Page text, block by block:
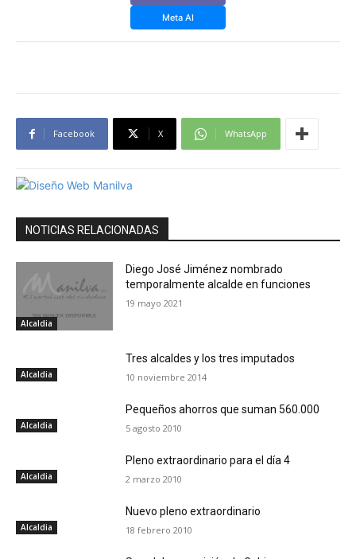
Meta AI
Facebook X WhatsApp
NOTICIAS RELACIONADAS
Alcaldia
Diego José Jiménez nombrado
temporalmente alcalde en funciones
19 mayo 2021
Alcaldia
Tres alcaldes y los tres imputados
10 noviembre 2014
Alcaldia
Pequeños ahorros que suman 560.000
5 agosto 2010
Alcaldia
Pleno extraordinario para el día 4
2 marzo 2010
Alcaldia
Nuevo pleno extraordinario
18 febrero 2010